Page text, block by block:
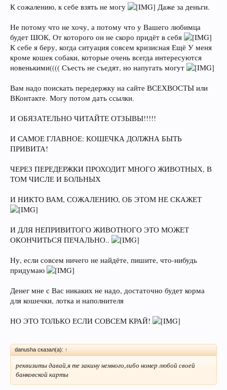
К сожалению, к себе взять не могу Даже за деньги.
Не потому что не хочу, а потому что у Вашего любимца
будет ШОК, От которого он не скоро придёт в себя
К себе я беру, когда ситуация совсем кризисная Ещё У меня
кроме кошек собаки, которые очень всегда интересуются
новенькими(((( Съесть не съедят, но напугать могут
Вам надо поискать передержку на сайте ВСЕХВОСТЫ или
ВКонтакте. Могу потом дать ссылки.
И ОБЯЗАТЕЛЬНО ЧИТАЙТЕ ОТЗЫВЫ!!!!!
И САМОЕ ГЛАВНОЕ: КОШЕЧКА ДОЛЖНА БЫТЬ
ПРИВИТА!
ЧЕРЕЗ ПЕРЕДЕРЖКИ ПРОХОДИТ МНОГО ЖИВОТНЫХ, В
ТОМ ЧИСЛЕ И БОЛЬНЫХ
И НИКТО ВАМ, СОЖАЛЕНИЮ, ОБ ЭТОМ НЕ СКАЖЕТ
И ДЛЯ НЕПРИВИТОГО ЖИВОТНОГО ЭТО МОЖЕТ
ОКОНЧИТЬСЯ ПЕЧАЛЬНО..
Ну, если совсем ничего не найдёте, пишите, что-нибудь
придумаю
Денег мне с Вас никаких не надо, достаточно будет корма
для кошечки, лотка и наполнителя
НО ЭТО ТОЛЬКО ЕСЛИ СОВСЕМ КРАЙ!
danusha сказал(а): ↑
реквизиты давай,я те закину немного,либо номер любой своей
банковской карты